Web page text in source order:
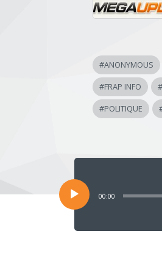
#ANONYMOUS
#FRAP INFO #
#POLITIQUE
Lecteur
00:00